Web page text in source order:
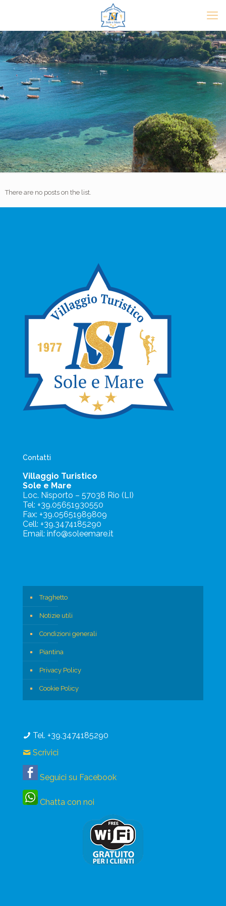
There are no posts on the list.
Contatti
Villaggio Turistico
Sole e Mare
Loc. Nisporto – 57038 Rio (LI)
Tel: +39.05651930550
Fax: +39.05651989809
Cell: +39.3474185290
Email: info@soleemare.it
Traghetto
Notizie utili
Condizioni generali
Piantina
Privacy Policy
Cookie Policy
Tel. +39.3474185290
Scrivici
Seguici su Facebook
Chatta con noi